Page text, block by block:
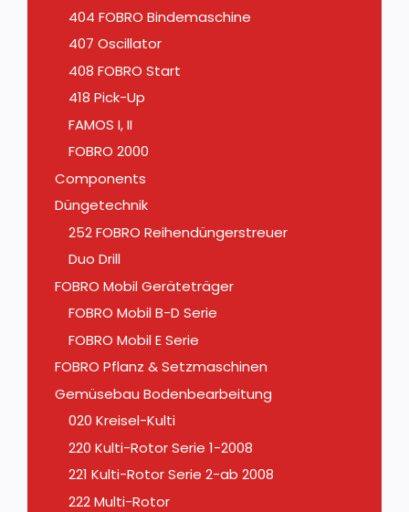
404 FOBRO Bindemaschine
407 Oscillator
408 FOBRO Start
418 Pick-Up
FAMOS I, II
FOBRO 2000
Components
Düngetechnik
252 FOBRO Reihendüngerstreuer
Duo Drill
FOBRO Mobil Geräteträger
FOBRO Mobil B-D Serie
FOBRO Mobil E Serie
FOBRO Pflanz & Setzmaschinen
Gemüsebau Bodenbearbeitung
020 Kreisel-Kulti
220 Kulti-Rotor Serie 1-2008
221 Kulti-Rotor Serie 2-ab 2008
222 Multi-Rotor